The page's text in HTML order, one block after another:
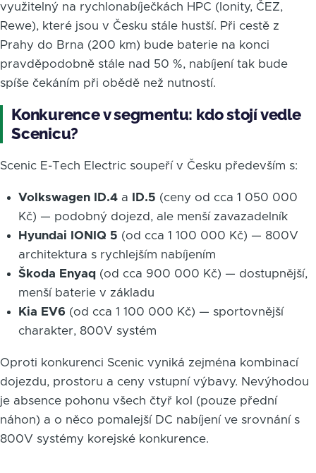
využitelný na rychlonabíječkách HPC (Ionity, ČEZ,
Rewe), které jsou v Česku stále hustší. Při cestě z
Prahy do Brna (200 km) bude baterie na konci
pravděpodobně stále nad 50 %, nabíjení tak bude
spíše čekáním při obědě než nutností.
Konkurence v segmentu: kdo stojí vedle
Scenicu?
Scenic E-Tech Electric soupeří v Česku především s:
Volkswagen ID.4a ID.5 (ceny od cca 1 050 000
Kč) — podobný dojezd, ale menší zavazadelník
Hyundai IONIQ 5 (od cca 1 100 000 Kč) — 800V
architektura s rychlejším nabíjením
Škoda Enyaq(od cca 900 000 Kč) — dostupnější,
menší baterie v základu
Kia EV6 (od cca 1 100 000 Kč) — sportovnější
charakter, 800V systém
Oproti konkurenci Scenic vyniká zejména kombinací
dojezdu, prostoru a ceny vstupní výbavy. Nevýhodou
je absence pohonu všech čtyř kol (pouze přední
náhon) a o něco pomalejší DC nabíjení ve srovnání s
800V systémy korejské konkurence.